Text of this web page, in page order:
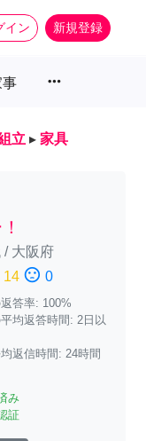
イン 新規登録
more_horiz
立 ▸ 家具
/ 大阪府
14 sentiment_dissatisfied 0
答率: 100%
均返答時間: 2日以
返信時間: 24時間
み
証